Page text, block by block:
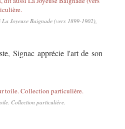
Joyeuse Baignade (vers 1899-1902),
Signac apprécie l'art de son
Collection particulière.